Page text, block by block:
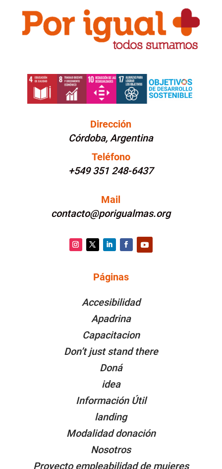
Dirección
Córdoba, Argentina
Teléfono
+549 351 248-6437
Mail
contacto@porigualmas.org
Facebook
Páginas
Accesibilidad
Apadrina
Capacitacion
Don’t just stand there
Doná
idea
Información Útil
landing
Modalidad donación
Nosotros
Proyecto empleabilidad de mujeres